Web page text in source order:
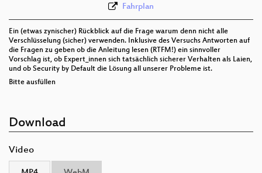
Fahrplan
Ein (etwas zynischer) Rückblick auf die Frage warum denn nicht alle
Verschlüsselung (sicher) verwenden. Inklusive des Versuchs Antworten auf
die Fragen zu geben ob die Anleitung lesen (RTFM!) ein sinnvoller
Vorschlag ist, ob Expert_innen sich tatsächlich sicherer Verhalten als Laien,
und ob Security by Default die Lösung all unserer Probleme ist.
Bitte ausfüllen
Download
Video